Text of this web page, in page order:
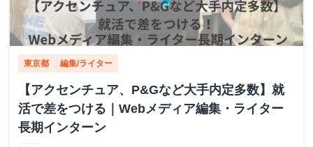
東京都 編集/ライター
【アクセンチュア、P&Gなど大手内定多数】就
活で差をつける｜Webメディア編集・ライター
長期インターン